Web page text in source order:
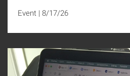
Event | 8/17/26